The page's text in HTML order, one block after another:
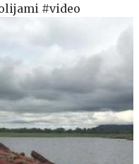
#video